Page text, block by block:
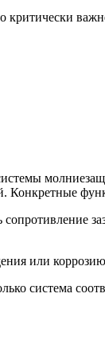
Конкретные
или
система